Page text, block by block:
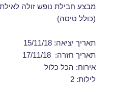
מבצע חבילת נופש זולה לאילת
(כולל טיסה)
תאריך יציאה: 15/11/18
תאריך חזרה: 17/11/18
אירוח: הכל כלול
לילות: 2